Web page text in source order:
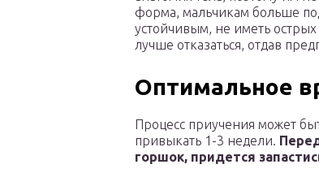
форма, мальчикам больше
устойчивым, не иметь
лучше отказаться, отдав
Оптимальное
Процесс приучения может
привыкать 1-3 недели.
горшок, придется